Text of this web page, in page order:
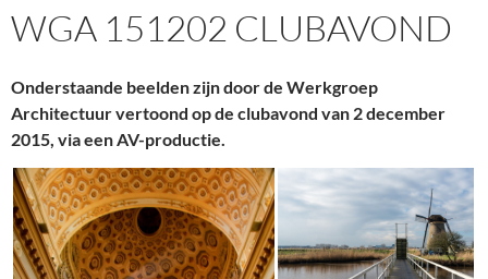
WGA 151202 CLUBAVOND
Onderstaande beelden zijn door de Werkgroep
Architectuur vertoond op de clubavond van 2 december
2015, via een AV-productie.